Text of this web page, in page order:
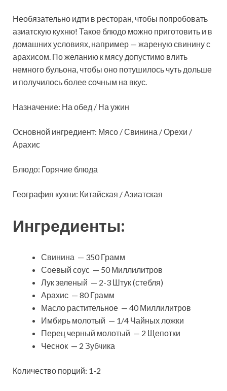
Необязательно идти в ресторан, чтобы попробовать
азиатскую кухню! Такое блюдо можно приготовить и в
домашних условиях, например — жареную свинину с
арахисом. По желанию к мясу допустимо влить
немного бульона, чтобы оно потушилось чуть дольше
и получилось более сочным на вкус.
Назначение: На обед / На ужин
Основной ингредиент: Мясо / Свинина / Орехи /
Арахис
Блюдо: Горячие блюда
География кухни: Китайская / Азиатская
Ингредиенты:
Свинина — 350 Грамм
Соевый соус — 50 Миллилитров
Лук зеленый — 2-3 Штук (стебля)
Арахис — 80 Грамм
Масло растительное — 40 Миллилитров
Имбирь молотый — 1/4 Чайных ложки
Перец черный молотый — 2 Щепотки
Чеснок — 2 Зубчика
Количество порций: 1-2